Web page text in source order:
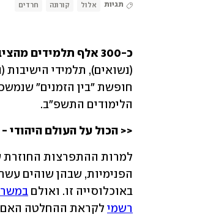
תגיות אלול קורונה חרדים
כ-300 אלף תלמידים מהציבור הדתי והחרדי חוזרים לספסל הלימודים.
הלימודים התשפ"ב.
<< הכול על העולם היהודי -
באוכלוסייה זו. ואולם
רשמי